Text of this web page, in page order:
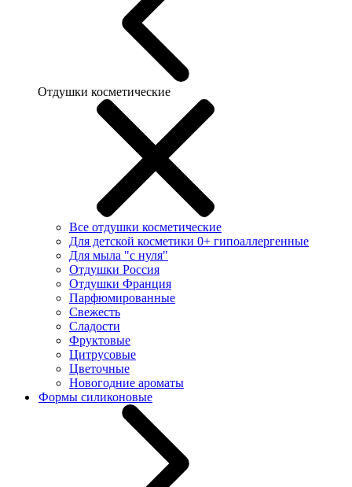
Отдушки косметические
Все отдушки косметические
Для детской косметики 0+ гипоаллергенные
Для мыла "с нуля"
Отдушки Россия
Отдушки Франция
Парфюмированные
Свежесть
Сладости
Фруктовые
Цитрусовые
Цветочные
Новогодние ароматы
Формы силиконовые